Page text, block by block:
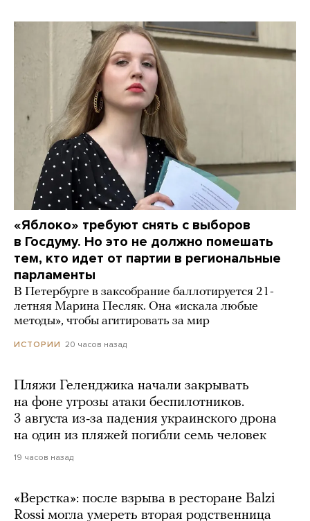
«Яблоко» требуют снять с выборов
в Госдуму. Но это не должно помешать
тем, кто идет от партии в региональные
парламенты
В Петербурге в заксобрание баллотируется 21-
летняя Марина Песляк. Она «искала любые
методы», чтобы агитировать за мир
ИСТОРИИ 20 часов назад
Пляжи Геленджика начали закрывать
на фоне угрозы атаки беспилотников.
3 августа из-за падения украинского дрона
на один из пляжей погибли семь человек
19 часов назад
«Верстка»: после взрыва в ресторане Balzi
Rossi могла умереть вторая родственница